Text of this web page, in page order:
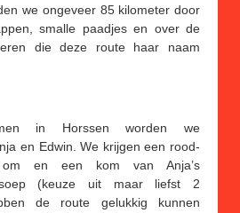
we ongeveer 85 kilometer door
smalle paadjes en over de
die deze route haar naam
in Horssen worden we
en Edwin. We krijgen een rood-
om en een kom van Anja’s
soep (keuze uit maar liefst 2
de route gelukkig kunnen